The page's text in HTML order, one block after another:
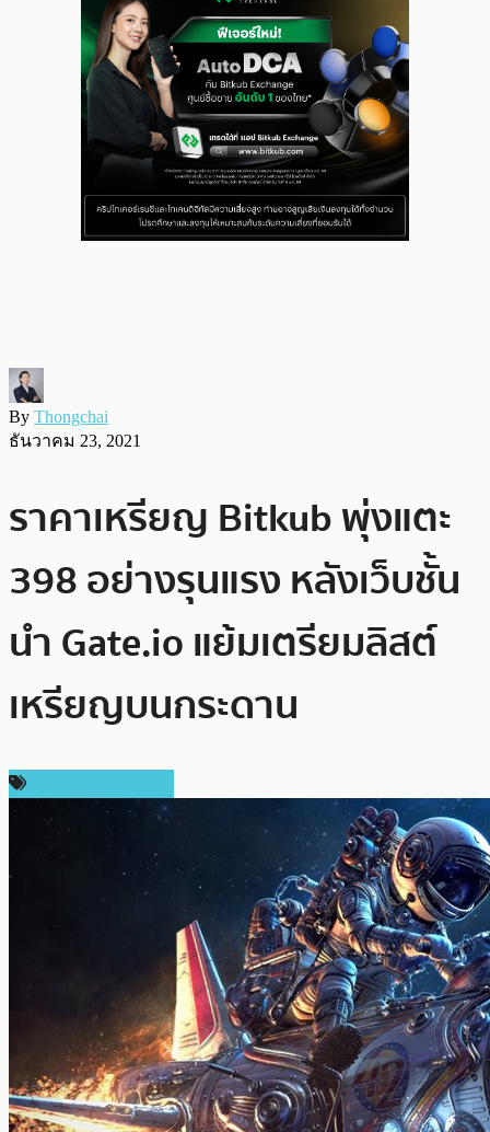
By Thongchai
ธันวาคม 23, 2021
ราคาเหรียญ Bitkub พุ่งแตะ
398 อย่างรุนแรง หลังเว็บชั้น
นำ Gate.io แย้มเตรียมลิสต์
เหรียญบนกระดาน